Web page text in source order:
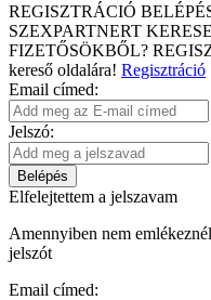
REGISZTRÁCIÓ
SZEXPARTNERT
FIZETŐSÖKBŐL?
kereső oldalára! Regisztráció
Email címed:
Jelszó:
Belépés
Elfelejtettem a jelszavam
Amennyiben nem
jelszót
Email címed: